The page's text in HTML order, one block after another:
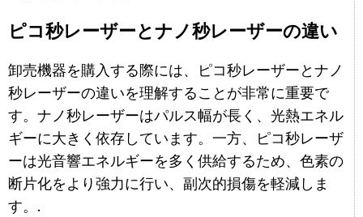
ピコ秒レーザーとナノ秒レーザーの違い
卸売機器を購入する際には、ピコ秒レーザーとナノ
秒レーザーの違いを理解することが非常に重要で
す。ナノ秒レーザーはパルス幅が長く、光熱エネル
ギーに大きく依存しています。一方、ピコ秒レーザ
ーは光音響エネルギーを多く供給するため、色素の
断片化をより強力に行い、副次的損傷を軽減しま
す。.